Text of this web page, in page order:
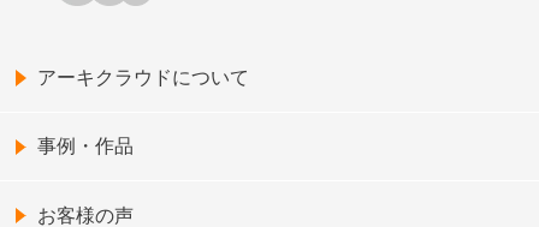
アーキクラウドについて
事例・作品
お客様の声